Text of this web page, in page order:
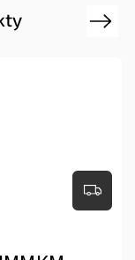
Next